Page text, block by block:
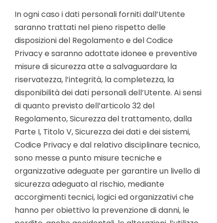
In ogni caso i dati personali forniti dall’Utente
saranno trattati nel pieno rispetto delle
disposizioni del Regolamento e del Codice
Privacy e saranno adottate idonee e preventive
misure di sicurezza atte a salvaguardare la
riservatezza, l’integrità, la completezza, la
disponibilità dei dati personali dell’Utente. Ai sensi
di quanto previsto dell’articolo 32 del
Regolamento, Sicurezza del trattamento, dalla
Parte I, Titolo V, Sicurezza dei dati e dei sistemi,
Codice Privacy e dal relativo disciplinare tecnico,
sono messe a punto misure tecniche e
organizzative adeguate per garantire un livello di
sicurezza adeguato al rischio, mediante
accorgimenti tecnici, logici ed organizzativi che
hanno per obiettivo la prevenzione di danni, le